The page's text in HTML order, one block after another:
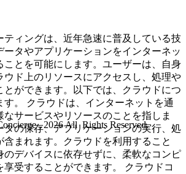
ティングは、近年急速に普及している技
ータやアプリケーションをインターネッ
ことを可能にします。ユーザーは、自身
ウド上のリソースにアクセスし、処理や
とができます。以下では、クラウドにつ
す。 クラウドは、インターネットを通
なサービスやリソースのことを指しま
タの保存、アプリケーションの実行、処
まれます。クラウドを利用すること
のデバイスに依存せずに、柔軟なコンピ
享受することができます。 クラウドコ
, 2026 All Rights Reserved.